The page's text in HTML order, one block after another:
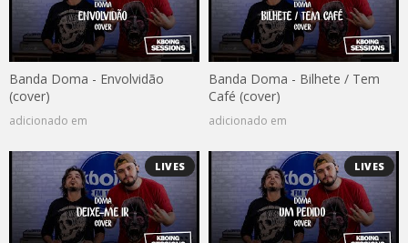
Banda Doma - Envolvidão
(cover)
adicionado em
Banda Doma - Bilhete / Tem
Café (cover)
adicionado em
LIVES LIVES